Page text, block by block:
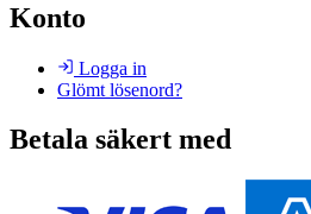
Konto
Logga in
Glömt lösenord?
Betala säkert med